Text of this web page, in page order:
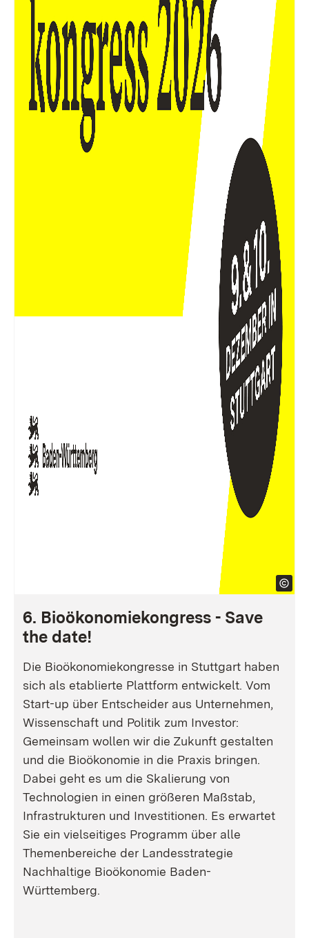
6. Bioökonomiekongress - Save
the date!
Die Bioökonomiekongresse in Stuttgart haben
sich als etablierte Plattform entwickelt. Vom
Start-up über Entscheider aus Unternehmen,
Wissenschaft und Politik zum Investor:
Gemeinsam wollen wir die Zukunft gestalten
und die Bioökonomie in die Praxis bringen.
Dabei geht es um die Skalierung von
Technologien in einen größeren Maßstab,
Infrastrukturen und Investitionen. Es erwartet
Sie ein vielseitiges Programm über alle
Themenbereiche der Landesstrategie
Nachhaltige Bioökonomie Baden-
Württemberg.